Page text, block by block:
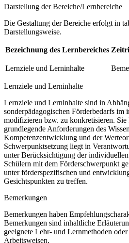
Darstellung der Bereiche/Lernbereiche
Die Gestaltung der Bereiche erfolgt in
Darstellungsweise.
Bezeichnung des Lernbereiches
Lernziele und Lerninhalte
Lernziele und Lerninhalte
Lernziele und Lerninhalte sind in
sonderpädagogischen Förderbedarfs
modifizieren bzw. zu konkretisieren. Sie
grundlegende Anforderungen des
Kompetenzentwicklung und der
Schwerpunktsetzung liegt in
unter Berücksichtigung der
Schülern mit dem Förderschwerpunkt
unter förderspezifischen und
Gesichtspunkten zu treffen.
Bemerkungen
Bemerkungen haben
Bemerkungen sind inhaltliche
geeignete Lehr- und Lernmethoden
Arbeitsweisen.